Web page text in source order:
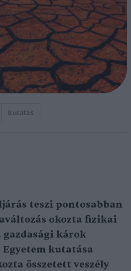
kutatás
teszi pontosabban
okozta fizikai
gazdasági károk
kutatása
összetett veszély